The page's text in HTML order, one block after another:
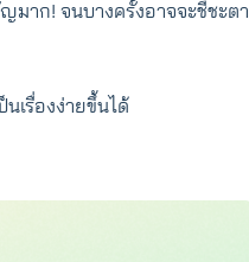
มาก! จนบางครั้งอาจจะชี้ชะตา
นเรื่องง่ายขึ้นได้